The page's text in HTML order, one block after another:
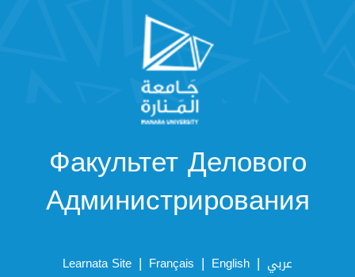
Факультет Делового
Администрирования
Learnata Site | Français | English | عربي